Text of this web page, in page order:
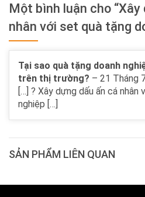
Một bình luận cho
nhân với set quà tặng
Tại sao quà tặng doanh
trên thị trường? – 21 Tháng
[…] ? Xây dựng dấu ấn cá
nghiệp […]
SẢN PHẨM LIÊN QUAN